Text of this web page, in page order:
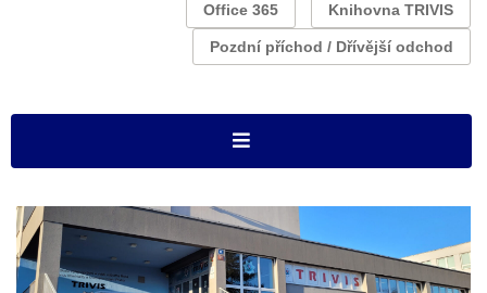
Office 365 Knihovna TRIVIS
Pozdní příchod / Dřívější odchod